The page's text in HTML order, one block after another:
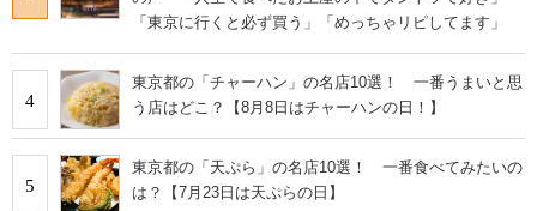
「東京に行くと必ず買う」「めっちゃリピしてます」
4
東京都の「チャーハン」の名店10選！ 一番うまいと思
う店はどこ？【8月8日はチャーハンの日！】
5
東京都の「天ぷら」の名店10選！ 一番食べてみたいの
は？【7月23日は天ぷらの日】